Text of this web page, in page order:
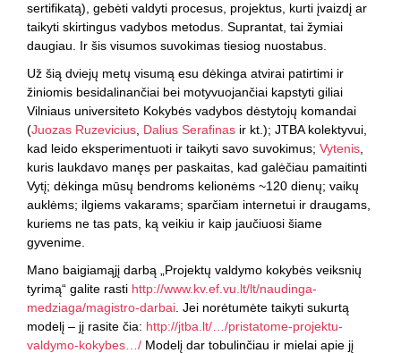
sertifikatą), gebėti valdyti procesus, projektus, kurti įvaizdį ar
taikyti skirtingus vadybos metodus. Suprantat, tai žymiai
daugiau. Ir šis visumos suvokimas tiesiog nuostabus.
Už šią dviejų metų visumą esu dėkinga atvirai patirtimi ir
žiniomis besidalinančiai bei motyvuojančiai kapstyti giliai
Vilniaus universiteto Kokybės vadybos dėstytojų komandai
(Juozas Ruzevicius Dalius Serafinas ir kt.); JTBA kolektyvui,
kad leido eksperimentuoti ir taikyti savo suvokimus; Vytenis
kuris laukdavo manęs per paskaitas, kad galėčiau pamaitinti
Vytį; dėkinga mūsų bendroms kelionėms ~120 dienų; vaikų
auklėms; ilgiems vakarams; sparčiam internetui ir draugams,
kuriems ne tas pats, ką veikiu ir kaip jaučiuosi šiame
gyvenime.
Mano baigiamąjį darbą „Projektų valdymo kokybės veiksnių
tyrimą“ galite rasti http://www.kv.ef.vu.lt/lt/naudinga-
medziaga/magistro-darbai . Jei norėtumėte taikyti sukurtą
modelį – jį rasite čia: http://jtba.lt/…/pristatome-projektu-
valdymo-kokybes…/ Modelį dar tobulinčiau ir mielai apie jį